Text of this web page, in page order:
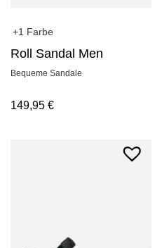
+1 Farbe
Roll Sandal Men
Bequeme Sandale
149,95 €